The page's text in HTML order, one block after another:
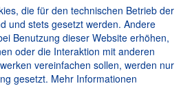
die für den technischen Betrieb der
und stets gesetzt werden. Andere
Benutzung dieser Website erhöhen,
oder die Interaktion mit anderen
vereinfachen sollen, werden nur
gesetzt. Mehr Informationen